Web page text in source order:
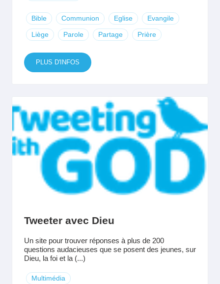
Bible Communion Eglise Evangile
Liège Parole Partage Prière
PLUS D'INFOS
Tweeter avec Dieu
Un site pour trouver réponses à plus de 200
questions audacieuses que se posent des jeunes, sur
Dieu, la foi et la (...)
Multimédia